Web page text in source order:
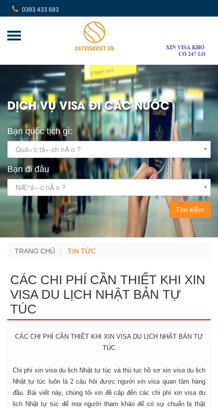
0393 433 683
DỊCH VỤ VISA ĐI CÁC NƯỚC
Bạn quốc tịch gì:
Quá»‘c tá»‹ch nÃ o ?
Bạn đi đâu
NÆ°á»›c nÃ o ?
Tìm kiếm
TRANG CHỦ TIN TỨC
CÁC CHI PHÍ CẦN THIẾT KHI XIN
VISA DU LỊCH NHẬT BẢN TỰ
TÚC
CÁC CHI PHÍ CẦN THIẾT KHI XIN VISA DU LỊCH NHẬT BẢN TỰ
TÚC
Chi phí xin visa du lịch Nhật tự túc và thủ tục hồ sơ xin visa du lịch
Nhật tự túc luôn là 2 câu hỏi được người xin visa quan tâm hàng
đầu. Bài viết này, chúng tôi xin đề cập đến các chi phí xin visa du
lịch Nhật tự túc để mọi người tham khảo để có sự chuẩn bị thật